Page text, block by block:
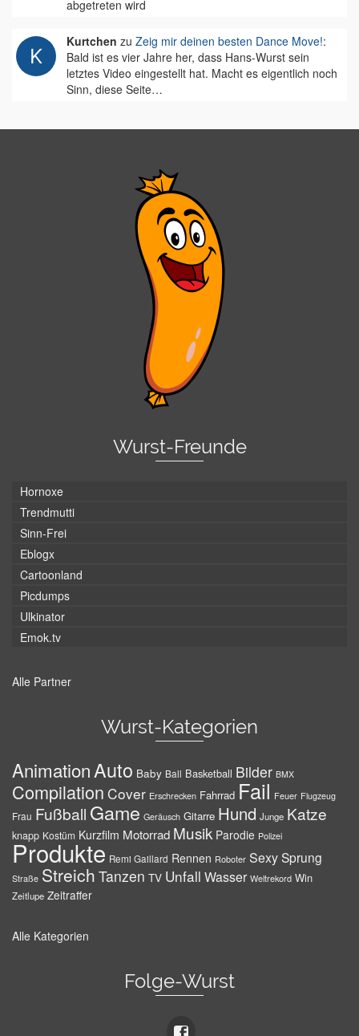
abgetreten wird
Kurtchen zu Zeig mir deinen besten Dance Move!:
Bald ist es vier Jahre her, dass Hans-Wurst sein
letztes Video eingestellt hat. Macht es eigentlich noch
Sinn, diese Seite…
Wurst-Freunde
Hornoxe
Trendmutti
Sinn-Frei
Eblogx
Cartoonland
Picdumps
Ulkinator
Emok.tv
Alle Partner
Wurst-Kategorien
AnimationAuto Baby Ball Basketball Bilder BMX
Compilation Cover Erschrecken Fahrrad Fail Feuer Flugzeug
Frau Fußball Game Geräusch Gitarre Hund Junge Katze
knapp Kostüm Kurzfilm Motorrad Musik Parodie Polizei
Produkte Remi Gaillard Rennen Roboter SexySprung
Straße Streich Tanzen TV Unfall Wasser Weltrekord Win
Zeitlupe Zeitraffer
Alle Kategorien
Folge-Wurst